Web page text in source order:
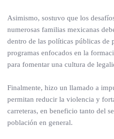
Asimismo, sostuvo que los
numerosas familias mexicanas
dentro de las políticas públicas de
programas enfocados en la
para fomentar una cultura de
Finalmente, hizo un llamado a
permitan reducir la violencia y
carreteras, en beneficio tanto del
población en general.